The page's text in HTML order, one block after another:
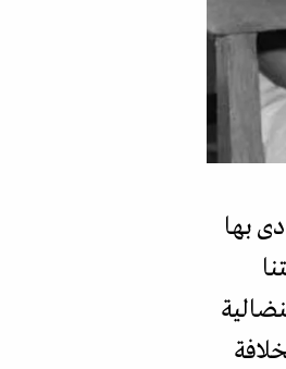
بها